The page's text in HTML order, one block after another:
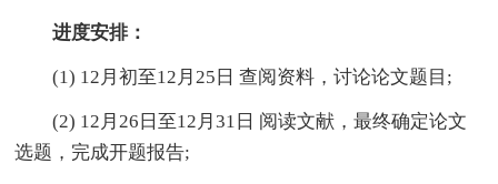
进度安排：
(1) 12月初至12月25日 查阅资料，讨论论文题目;
(2) 12月26日至12月31日 阅读文献，最终确定论文
选题，完成开题报告;